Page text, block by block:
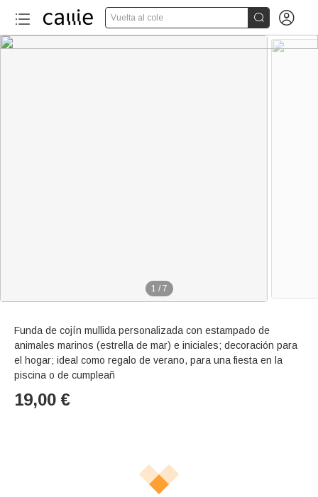
Vuelta al cole  
1 / 7
Funda de cojín mullida personalizada con estampado de
animales marinos (estrella de mar) e iniciales; decoración para
el hogar; ideal como regalo de verano, para una fiesta en la
piscina o de cumpleañ
19,00 €